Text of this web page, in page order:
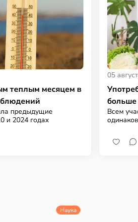
теплым месяцем в
предыдущие
и 2024 годах
05
больше
Всем
Наука